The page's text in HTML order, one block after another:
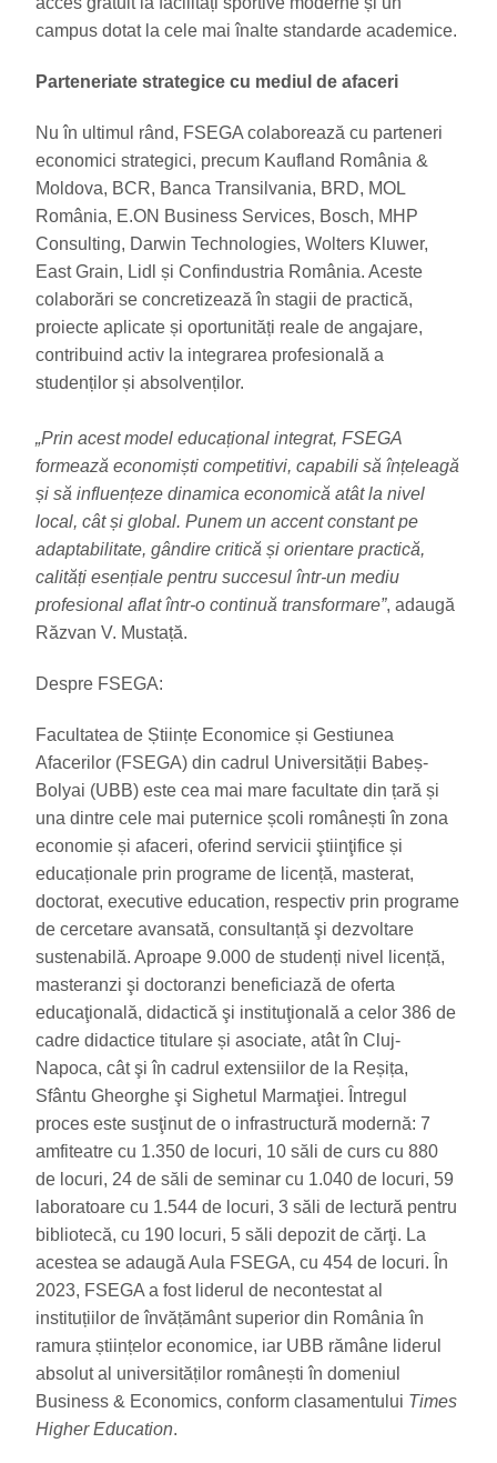
campus dotat la cele mai înalte standarde academice.
Parteneriate strategice cu mediul de afaceri
Nu în ultimul rând, FSEGA colaborează cu parteneri
economici strategici, precum Kaufland România &
Moldova, BCR, Banca Transilvania, BRD, MOL
România, E.ON Business Services, Bosch, MHP
Consulting, Darwin Technologies, Wolters Kluwer,
East Grain, Lidl și Confindustria România. Aceste
colaborări se concretizează în stagii de practică,
proiecte aplicate și oportunități reale de angajare,
contribuind activ la integrarea profesională a
studenților și absolvenților.
„Prin acest model educațional integrat, FSEGA
formează economiști competitivi, capabili să înțeleagă
și să influențeze dinamica economică atât la nivel
local, cât și global. Punem un accent constant pe
adaptabilitate, gândire critică și orientare practică,
calități esențiale pentru succesul într-un mediu
profesional aflat într-o continuă transformare”, adaugă
Răzvan V. Mustață.
Despre FSEGA:
Facultatea de Științe Economice și Gestiunea
Afacerilor (FSEGA) din cadrul Universității Babeș-
Bolyai (UBB) este cea mai mare facultate din țară și
una dintre cele mai puternice școli românești în zona
economie și afaceri, oferind servicii ştiinţifice și
educaționale prin programe de licență, masterat,
doctorat, executive education, respectiv prin programe
de cercetare avansată, consultanță şi dezvoltare
sustenabilă. Aproape 9.000 de studenți nivel licență,
masteranzi şi doctoranzi beneficiază de oferta
educaţională, didactică şi instituţională a celor 386 de
cadre didactice titulare și asociate, atât în Cluj-
Napoca, cât şi în cadrul extensiilor de la Reșița,
Sfântu Gheorghe şi Sighetul Marmaţiei. Întregul
proces este susţinut de o infrastructură modernă: 7
amfiteatre cu 1.350 de locuri, 10 săli de curs cu 880
de locuri, 24 de săli de seminar cu 1.040 de locuri, 59
laboratoare cu 1.544 de locuri, 3 săli de lectură pentru
bibliotecă, cu 190 locuri, 5 săli depozit de cărţi. La
acestea se adaugă Aula FSEGA, cu 454 de locuri. În
2023, FSEGA a fost liderul de necontestat al
instituțiilor de învățământ superior din România în
ramura științelor economice, iar UBB rămâne liderul
absolut al universităților românești în domeniul
Business & Economics, conform clasamentului Times
Higher Education.